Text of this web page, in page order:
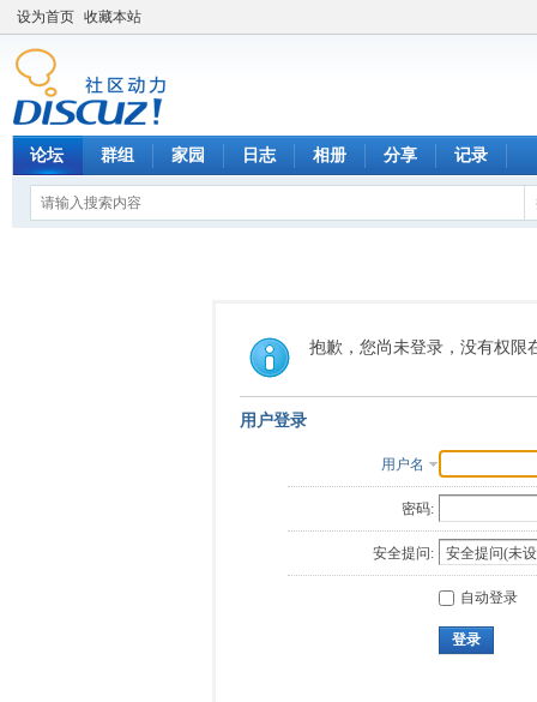
设为首页 收藏本站
论坛 群组 家园 日志 相册 分享 记录
抱歉，您尚未登录，没有权限
用户登录
用户名
密码:
安全提问:
自动登录
登录